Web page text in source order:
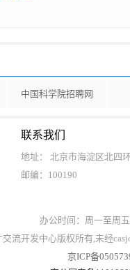
中国科学院招聘网
联系我们
地址： 北京市海淀区北四
邮编：100190
办公时间：周一至周
流开发中心版权所有,未经
京ICP备